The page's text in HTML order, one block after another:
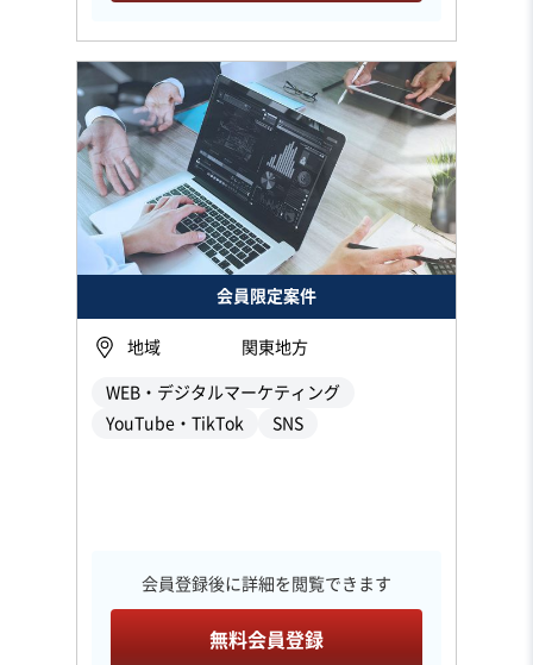
会員限定案件
地域 関東地方
WEB・デジタルマーケティング
YouTube・TikTok
SNS
会員登録後に詳細を閲覧できます
無料会員登録